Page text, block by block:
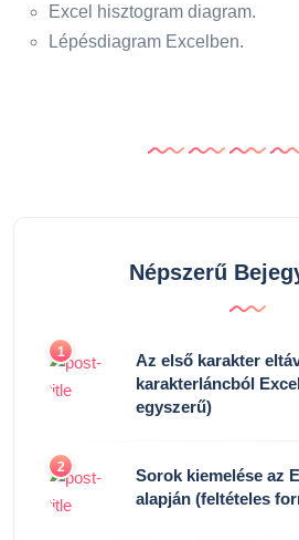
Excel hisztogram diagram.
Lépésdiagram Excelben.
Népszerű
1
Az első karakter
karakterláncból
egyszerű)
2
Sorok kiemelése az
alapján (feltételes